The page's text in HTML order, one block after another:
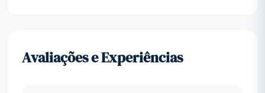
Avaliações e Experiências